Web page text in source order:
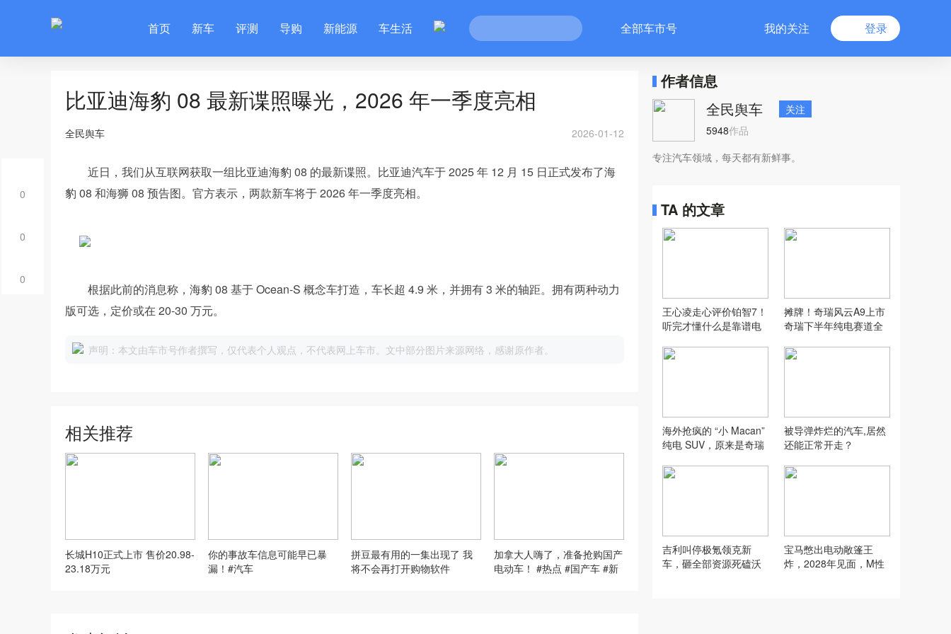
首页 新车 评测 导购 新能源 车生活 全部车市号 我的关注 登录
0
0
0
比亚迪海豹 08 最新谍照曝光，2026 年一季度亮相
全民舆车 2026-01-12
近日，我们从互联网获取一组比亚迪海豹 08 的最新谍照。比亚迪汽车于 2025 年 12 月 15 日正式发布了海
豹 08 和海狮 08 预告图。官方表示，两款新车将于 2026 年一季度亮相。
根据此前的消息称，海豹 08 基于 Ocean-S 概念车打造，车长超 4.9 米，并拥有 3 米的轴距。拥有两种动力
版可选，定价或在 20-30 万元。
声明：本文由车市号作者撰写，仅代表个人观点，不代表网上车市。文中部分图片来源网络，感谢原作者。
相关推荐
长城H10正式上市 售价20.98-
23.18万元
你的事故车信息可能早已暴
漏！#汽车
拼豆最有用的一集出现了 我
将不会再打开购物软件
加拿大人嗨了，准备抢购国产
电动车！ #热点 #国产车 #新
作者信息
全民舆车
关注
5948作品
专注汽车领域，每天都有新鲜事。
TA 的文章
王心凌走心评价铂智7！
听完才懂什么是靠谱电
摊牌！奇瑞风云A9上市
奇瑞下半年纯电赛道全
海外抢疯的 “小 Macan”
纯电 SUV，原来是奇瑞
被导弹炸烂的汽车,居然
还能正常开走？
吉利叫停极氪领克新
车，砸全部资源死磕沃
宝马憋出电动敞篷王
炸，2028年见面，M性